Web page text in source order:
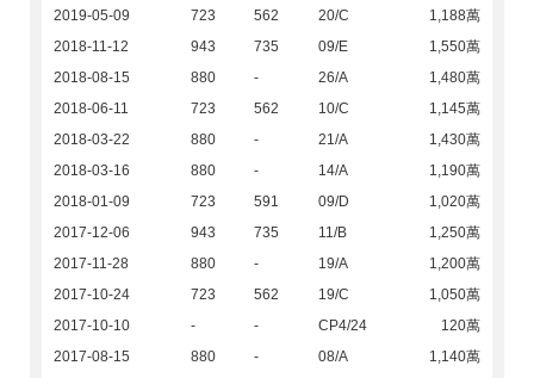
2019-05-09
723 562 20/C
1,188萬
2018-11-12
943 735 09/E
1,550萬
2018-08-15
880 - 26/A
1,480萬
2018-06-11
723 562 10/C
1,145萬
2018-03-22
880 - 21/A
1,430萬
2018-03-16
880 - 14/A
1,190萬
2018-01-09
723 591 09/D
1,020萬
2017-12-06
943 735 11/B
1,250萬
2017-11-28
880 - 19/A
1,200萬
2017-10-24
723 562 19/C
1,050萬
2017-10-10
- - CP4/24
120萬
2017-08-15
880 - 08/A
1,140萬